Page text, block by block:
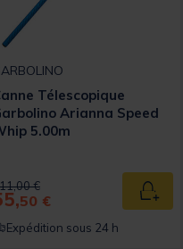
panier
Télescopique
Arianna Speed
5.00m
reduced from
€to
50 €
Expédition sous 24 h